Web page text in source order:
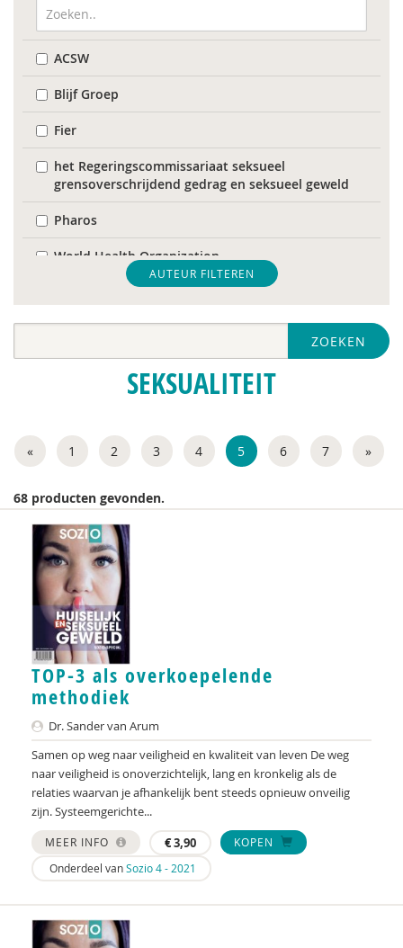
ACSW
Blijf Groep
Fier
het Regeringscommissariaat seksueel
grensoverschrijdend gedrag en seksueel geweld
Pharos
World Health Organization
Nederlandse Vereniging voor Obstetrie &
Gynaecologie (NVOG)
Ria Andrews
Amma Asante
Hilde Bakker
Dorine Bauduin
Ferdi Bekken
Marianne Berger
Charlotte van Besouw
Gabriël van Beusekom
Iva Bicanic
Yannick Bleeker
Jeroen Boekhoven
Arjan Bolt
Gianni van den Braak
Ilona Brekelmans
Maaike Brunekreef
AUTEUR FILTEREN
ZOEKEN
SEKSUALITEIT
« 1 2 3 4 5 6 7 »
68 producten gevonden.
TOP-3 als overkoepelende
methodiek
Dr. Sander van Arum
Samen op weg naar veiligheid en kwaliteit van leven De weg
naar veiligheid is onoverzichtelijk, lang en kronkelig als de
relaties waarvan je afhankelijk bent steeds opnieuw onveilig
zijn. Systeemgerichte...
MEER INFO €3,90
KOPEN
Onderdeel vanSozio 4 - 2021